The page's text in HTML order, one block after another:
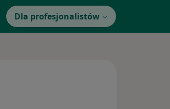
Dla profesjonalistów